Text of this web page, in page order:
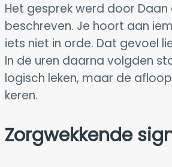
Het gesprek werd door
beschreven. Je hoort aan
iets niet in orde. Dat gevoel
In de uren daarna volgden
logisch leken, maar de
keren.
Zorgwekkende